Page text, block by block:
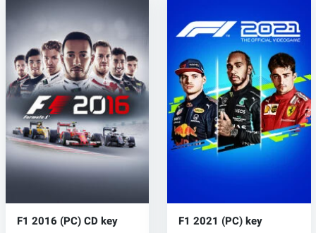
F1 2016 (PC) CD key F1 2021 (PC) key